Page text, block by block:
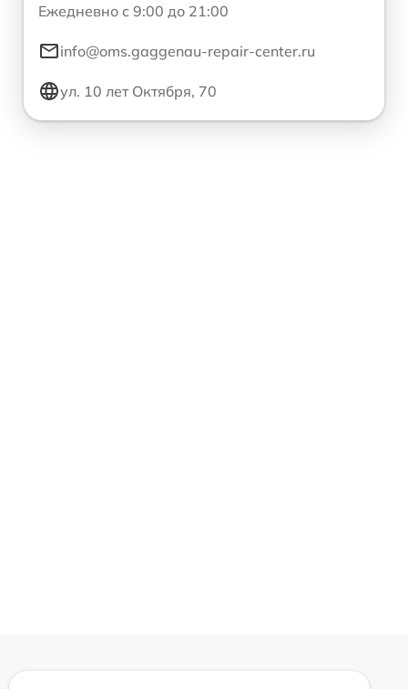
Ежедневно с 9:00 до 21:00
info@oms.gaggenau-repair-center.ru
ул. 10 лет Октября, 70